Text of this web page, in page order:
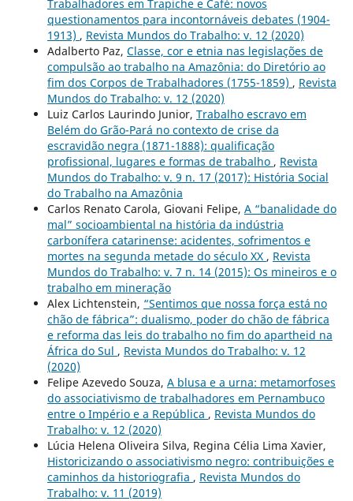
Trabalhadores em Trapiche e Café: novos
questionamentos para incontornáveis debates (1904-
1913) , Revista Mundos do Trabalho: v. 12 (2020)
Adalberto Paz, Classe, cor e etnia nas legislações de
compulsão ao trabalho na Amazônia: do Diretório ao
fim dos Corpos de Trabalhadores (1755-1859) , Revista
Mundos do Trabalho: v. 12 (2020)
Luiz Carlos Laurindo Junior, Trabalho escravo em
Belém do Grão-Pará no contexto de crise da
escravidão negra (1871-1888): qualificação
profissional, lugares e formas de trabalho , Revista
Mundos do Trabalho: v. 9 n. 17 (2017): História Social
do Trabalho na Amazônia
Carlos Renato Carola, Giovani Felipe, A “banalidade do
mal” socioambiental na história da indústria
carbonífera catarinense: acidentes, sofrimentos e
mortes na segunda metade do século XX , Revista
Mundos do Trabalho: v. 7 n. 14 (2015): Os mineiros e o
trabalho em mineração
Alex Lichtenstein, “Sentimos que nossa força está no
chão de fábrica”: dualismo, poder do chão de fábrica
e reforma das leis do trabalho no fim do apartheid na
África do Sul , Revista Mundos do Trabalho: v. 12
(2020)
Felipe Azevedo Souza, A blusa e a urna: metamorfoses
do associativismo de trabalhadores em Pernambuco
entre o Império e a República , Revista Mundos do
Trabalho: v. 12 (2020)
Lúcia Helena Oliveira Silva, Regina Célia Lima Xavier,
Historicizando o associativismo negro: contribuições e
caminhos da historiografia , Revista Mundos do
Trabalho: v. 11 (2019)